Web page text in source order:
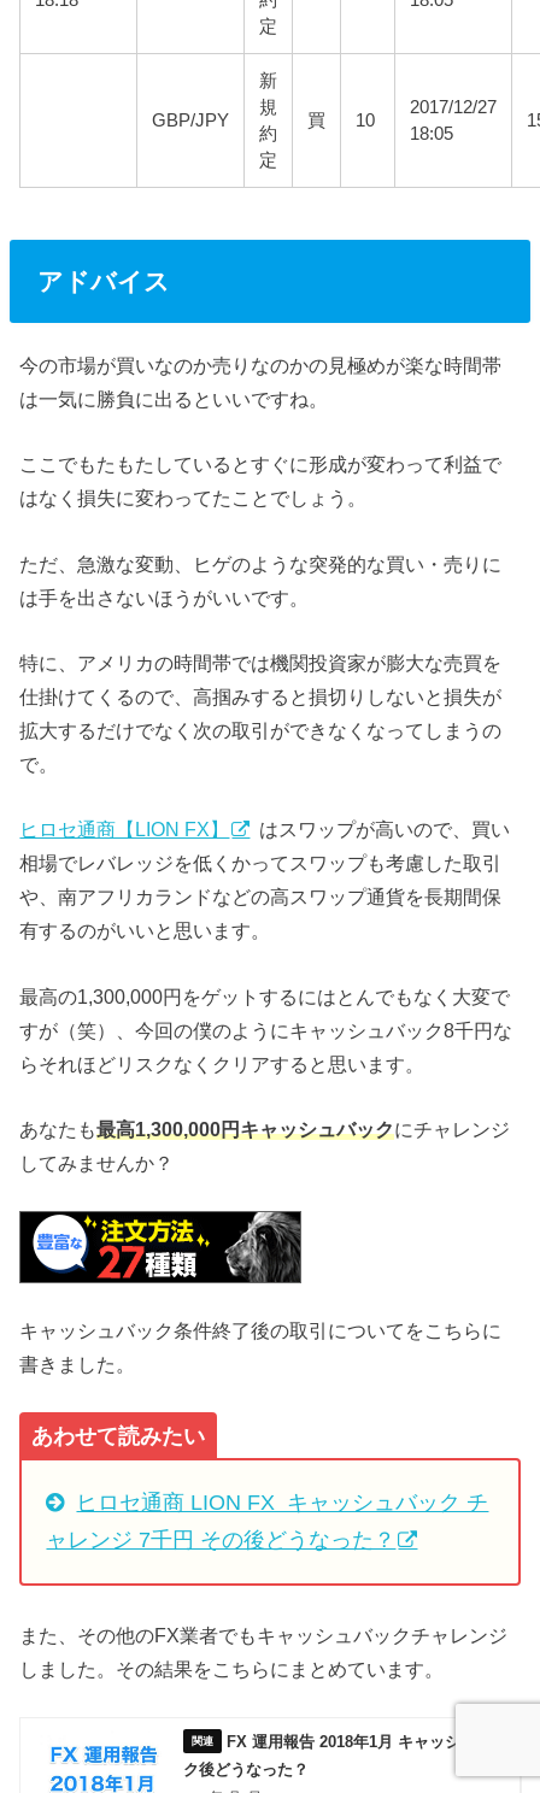
定
GBP/JPY
新
規
約
定
買 10
2017/12/27
18:05
アドバイス
今の市場が買いなのか売りなのかの見極めが楽な時間帯
は一気に勝負に出るといいですね。
ここでもたもたしているとすぐに形成が変わって利益で
はなく損失に変わってたことでしょう。
ただ、急激な変動、ヒゲのような突発的な買い・売りに
は手を出さないほうがいいです。
特に、アメリカの時間帯では機関投資家が膨大な売買を
仕掛けてくるので、高掴みすると損切りしないと損失が
拡大するだけでなく次の取引ができなくなってしまうの
で。
ヒロセ通商【LION FX】
はスワップが高いので、買い
相場でレバレッジを低くかってスワップも考慮した取引
や、南アフリカランドなどの高スワップ通貨を長期間保
有するのがいいと思います。
最高の1,300,000円をゲットするにはとんでもなく大変で
すが（笑）、今回の僕のようにキャッシュバック8千円な
らそれほどリスクなくクリアすると思います。
あなたも最高1,300,000円キャッシュバックにチャレンジ
してみませんか？
キャッシュバック条件終了後の取引についてをこちらに
書きました。
あわせて読みたい
ヒロセ通商 LION FX キャッシュバック チ
ャレンジ 7千円 その後どうなった？
また、その他のFX業者でもキャッシュバックチャレンジ
しました。その結果をこちらにまとめています。
FX 運用報告 2018年1月 キャッシュバッ
ク後どうなった？